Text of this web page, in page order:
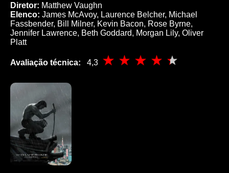
Diretor: Matthew Vaughn
Elenco: James McAvoy, Laurence Belcher, Michael
Fassbender, Bill Milner, Kevin Bacon, Rose Byrne,
Jennifer Lawrence, Beth Goddard, Morgan Lily, Oliver
Platt
Avaliação técnica: 4,3